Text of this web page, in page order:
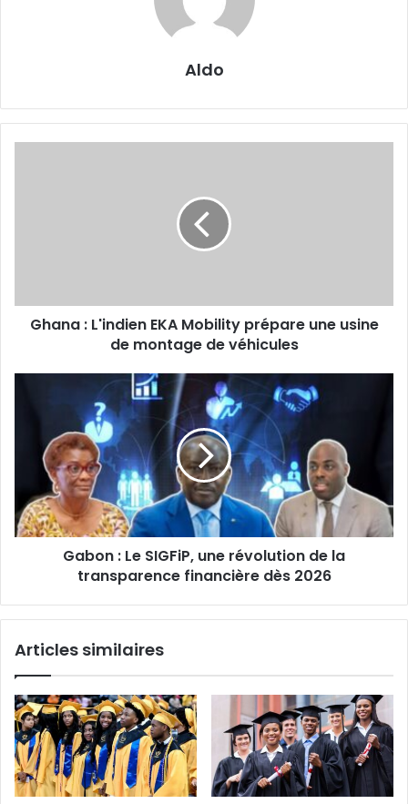
Aldo
de
montage
Ghana : L'indien EKA Mobility prépare une usine
de montage de véhicules
SIGFiP,
révolution
la
transparence
financièreGabon : Le SIGFiP, une révolution de la
transparence financière dès 2026
Articles similaires